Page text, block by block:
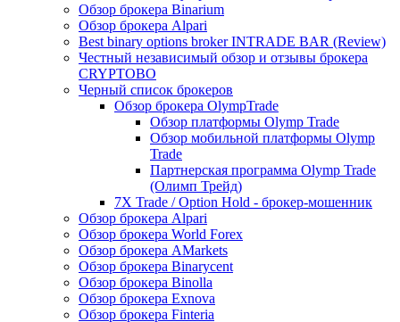
Обзор брокера Binarium
Обзор брокера Alpari
Best binary options broker INTRADE BAR (Review)
Честный независимый обзор и отзывы брокера
CRYPTOBO
Черный список брокеров
Обзор брокера OlympTrade
Обзор платформы Olymp Trade
Обзор мобильной платформы Olymp
Trade
Партнерская программа Olymp Trade
(Олимп Трейд)
7X Trade / Option Hold - брокер-мошенник
Обзор брокера Alpari
Обзор брокера World Forex
Обзор брокера AMarkets
Обзор брокера Binarycent
Обзор брокера Binolla
Обзор брокера Exnova
Обзор брокера Finteria